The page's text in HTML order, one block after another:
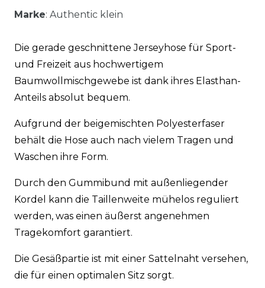
Marke: Authentic klein
Die gerade geschnittene Jerseyhose für Sport-
und Freizeit aus hochwertigem
Baumwollmischgewebe ist dank ihres Elasthan-
Anteils absolut bequem.
Aufgrund der beigemischten Polyesterfaser
behält die Hose auch nach vielem Tragen und
Waschen ihre Form.
Durch den Gummibund mit außenliegender
Kordel kann die Taillenweite mühelos reguliert
werden, was einen äußerst angenehmen
Tragekomfort garantiert.
Die Gesäßpartie ist mit einer Sattelnaht versehen,
die für einen optimalen Sitz sorgt.